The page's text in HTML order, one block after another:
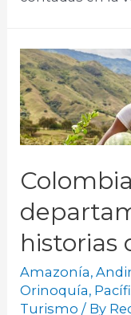
historias
Amazonía,
Orinoquía,
Turismo / By